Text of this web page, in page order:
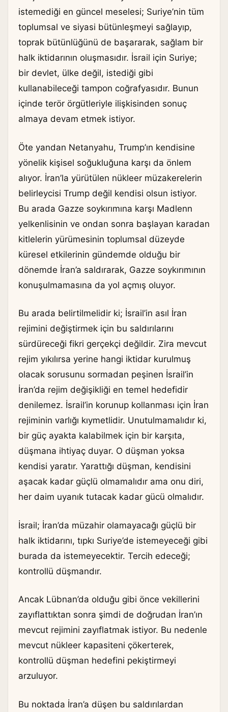
istemediği en güncel meselesi; Suriye’nin tüm
toplumsal ve siyasi bütünleşmeyi sağlayıp,
toprak bütünlüğünü de başararak, sağlam bir
halk iktidarının oluşmasıdır. İsrail için Suriye;
bir devlet, ülke değil, istediği gibi
kullanabileceği tampon coğrafyasıdır. Bunun
içinde terör örgütleriyle ilişkisinden sonuç
almaya devam etmek istiyor.
Öte yandan Netanyahu, Trump’ın kendisine
yönelik kişisel soğukluğuna karşı da önlem
alıyor. İran’la yürütülen nükleer müzakerelerin
belirleycisi Trump değil kendisi olsun istiyor.
Bu arada Gazze soykırımına karşı Madlenn
yelkenlisinin ve ondan sonra başlayan karadan
kitlelerin yürümesinin toplumsal düzeyde
küresel etkilerinin gündemde olduğu bir
dönemde İran’a saldırarak, Gazze soykırımının
konuşulmamasına da yol açmış oluyor.
Bu arada belirtilmelidir ki; İsrail’in asıl İran
rejimini değiştirmek için bu saldırılarını
sürdüreceği fikri gerçekçi değildir. Zira mevcut
rejim yıkılırsa yerine hangi iktidar kurulmuş
olacak sorusunu sormadan peşinen İsrail’in
İran’da rejim değişikliği en temel hedefidir
denilemez. İsrail’in korunup kollanması için İran
rejiminin varlığı kıymetlidir. Unutulmamalıdır ki,
bir güç ayakta kalabilmek için bir karşıta,
düşmana ihtiyaç duyar. O düşman yoksa
kendisi yaratır. Yarattığı düşman, kendisini
aşacak kadar güçlü olmamalıdır ama onu diri,
her daim uyanık tutacak kadar gücü olmalıdır.
İsrail; İran’da müzahir olamayacağı güçlü bir
halk iktidarını, tıpkı Suriye’de istemeyeceği gibi
burada da istemeyecektir. Tercih edeceği;
kontrollü düşmandır.
Ancak Lübnan’da olduğu gibi önce vekillerini
zayıflattıktan sonra şimdi de doğrudan İran’ın
mevcut rejimini zayıflatmak istiyor. Bu nedenle
mevcut nükleer kapasiteni çökerterek,
kontrollü düşman hedefini pekiştirmeyi
arzuluyor.
Bu noktada İran’a düşen bu saldırılardan